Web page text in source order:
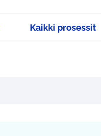
Kaikki prosessit